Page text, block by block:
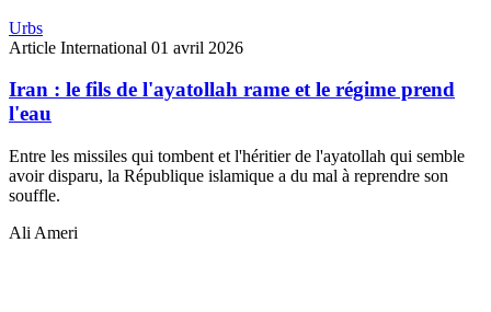
Urbs
Article International 01 avril 2026
Iran : le fils de l'ayatollah rame et le régime prend
l'eau
Entre les missiles qui tombent et l'héritier de l'ayatollah qui semble
avoir disparu, la République islamique a du mal à reprendre son
souffle.
Ali Ameri